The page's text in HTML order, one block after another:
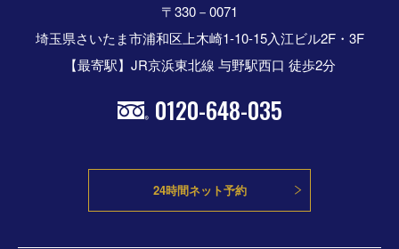
〒330－0071
埼玉県さいたま市浦和区上木崎1-10-15入江ビル2F・3F
【最寄駅】JR京浜東北線 与野駅西口 徒歩2分
0120-648-035
24時間ネット予約